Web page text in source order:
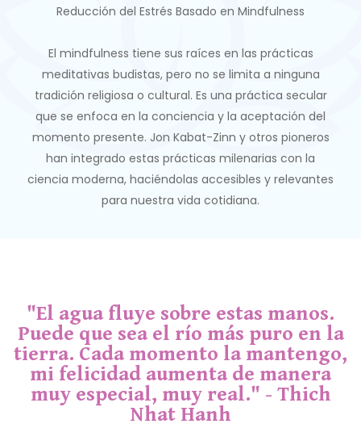
Reducción del Estrés Basado en Mindfulness
El mindfulness tiene sus raíces en las prácticas
meditativas budistas, pero no se limita a ninguna
tradición religiosa o cultural. Es una práctica secular
que se enfoca en la conciencia y la aceptación del
momento presente. Jon Kabat-Zinn y otros pioneros
han integrado estas prácticas milenarias con la
ciencia moderna, haciéndolas accesibles y relevantes
para nuestra vida cotidiana.
"El agua fluye sobre estas manos.
Puede que sea el río más puro en la
tierra. Cada momento la mantengo,
mi felicidad aumenta de manera
muy especial, muy real." - Thich
Nhat Hanh